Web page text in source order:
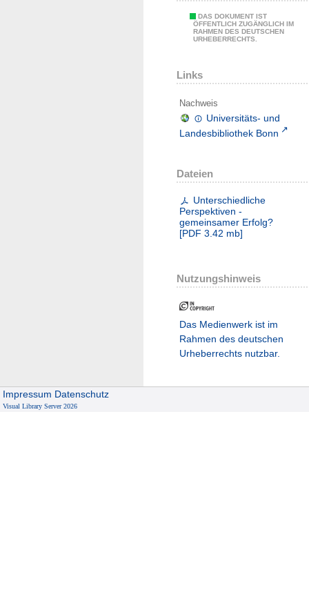
DAS DOKUMENT IST
ÖFFENTLICH ZUGÄNGLICH IM
RAHMEN DES DEUTSCHEN
URHEBERRECHTS.
Links
Nachweis
Universitäts- und
Landesbibliothek Bonn
Dateien
Unterschiedliche
Perspektiven -
gemeinsamer Erfolg?
[PDF 3.42 mb]
Nutzungshinweis
Das Medienwerk ist im
Rahmen des deutschen
Urheberrechts nutzbar.
Impressum Datenschutz
Visual Library Server 2026